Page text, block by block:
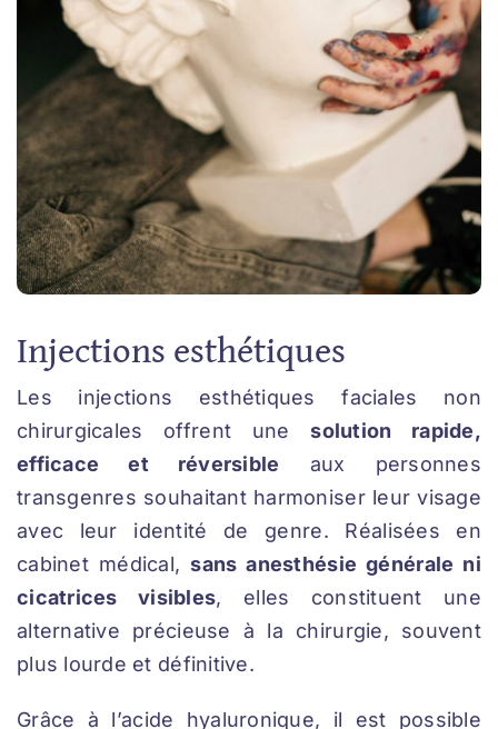
Injections esthétiques
Les injections esthétiques faciales non
chirurgicales offrent unesolution rapide,
efficace et réversible aux personnes
transgenres souhaitant harmoniser leur visage
avec leur identité de genre. Réalisées en
cabinet médical,sans anesthésie générale ni
cicatrices visibles, elles constituent une
alternative précieuse à la chirurgie, souvent
plus lourde et définitive.
Grâce à l’acide hyaluronique, il est possible